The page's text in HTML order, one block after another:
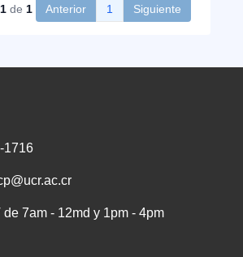
de 1 Anterior 1 Siguiente
1716
de 7am - 12md y 1pm - 4pm